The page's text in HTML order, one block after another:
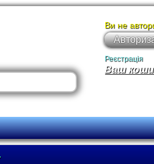
Ваш
Ви не
Реєстрація